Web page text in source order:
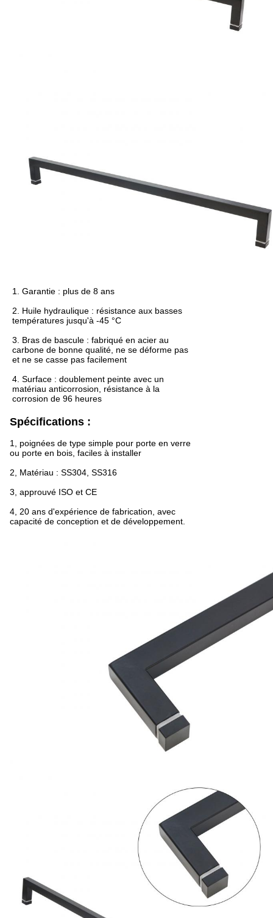
1. Garantie : plus de 8 ans
2. Huile hydraulique : résistance aux basses
températures jusqu'à -45 °C
3. Bras de bascule : fabriqué en acier au
carbone de bonne qualité, ne se déforme pas
et ne se casse pas facilement
4. Surface : doublement peinte avec un
matériau anticorrosion, résistance à la
corrosion de 96 heures
Spécifications :
1, poignées de type simple pour porte en verre
ou porte en bois, faciles à installer
2, Matériau : SS304, SS316
3, approuvé ISO et CE
4, 20 ans d'expérience de fabrication, avec
capacité de conception et de développement.